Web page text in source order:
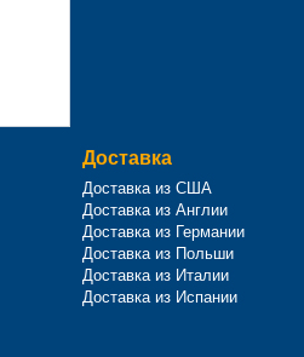
Доставка
Доставка из США
Доставка из Англии
Доставка из Германии
Доставка из Польши
Доставка из Италии
Доставка из Испании